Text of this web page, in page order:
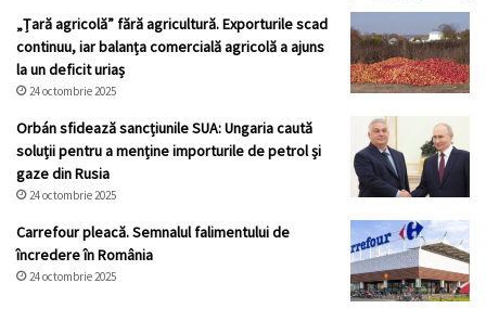
„Țară agricolă” fără agricultură. Exporturile scad
continuu, iar balanța comercială agricolă a ajuns
la un deficit uriaș
24 octombrie 2025
Orbán sfidează sancțiunile SUA: Ungaria caută
soluții pentru a menține importurile de petrol și
gaze din Rusia
24 octombrie 2025
Carrefour pleacă. Semnalul falimentului de
încredere în România
24 octombrie 2025